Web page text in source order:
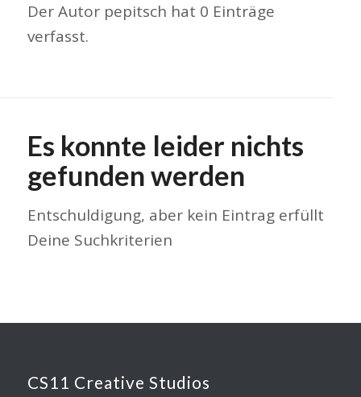
Der Autor pepitsch hat 0 Einträge
verfasst.
Es konnte leider nichts
gefunden werden
Entschuldigung, aber kein Eintrag erfüllt
Deine Suchkriterien
CS11 Creative Studios